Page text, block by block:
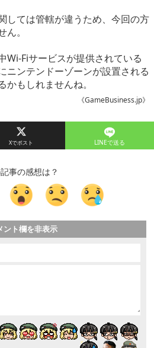
しては管轄が違うため、今回の方
。
Wi-Fiサービスが提供されている
ニンテンドーゾーンが設置される
もしれませんね。
《GameBusiness.jp》
LINEで送る
事の感想は？
ント欄を非表示